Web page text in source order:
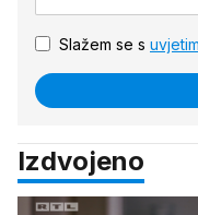
Slažem se s
Izdvojeno